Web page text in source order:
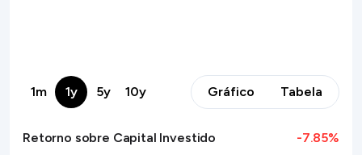
1m 1y 5y 10y Gráfico Tabela
Retorno sobre Capital Investido -7.85%